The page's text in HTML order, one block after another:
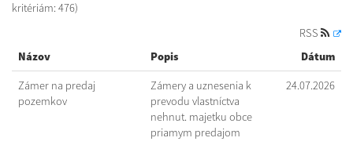
kritériám: 476)
RSS
Názov
Popis Dátum
Zámer na predaj
pozemkov
Zámery a uznesenia k
prevodu vlastníctva
nehnut. majetku obce
priamym predajom
24.07.2026